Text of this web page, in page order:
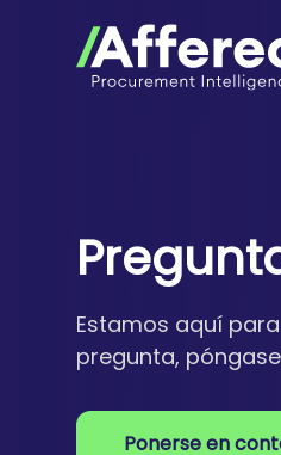
Estamos aquí
pregunta,
Ponerse en